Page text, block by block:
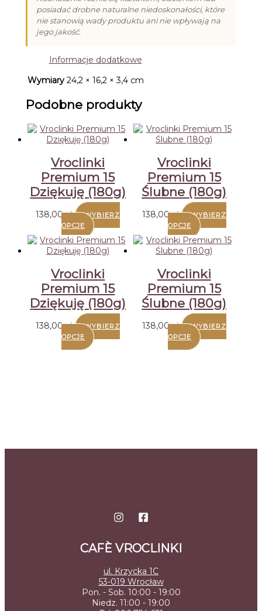
posiadać drobne naturalne niedoskonałości, które
nie stanowią wady produktu ani nie wpływają na
jego jakość.
Informacje dodatkowe
Wymiary 24,2 × 16,2 × 3,4 cm
Podobne produkty
Vroclinki
Premium 15
Dziękuję (180g)
138,00zł
WYBIERZ
OPCJE
Vroclinki
Premium 15
Ślubne (180g)
138,00zł
WYBIERZ
OPCJE
Vroclinki
Premium 15
Dziękuję (180g)
138,00zł
WYBIERZ
OPCJE
Vroclinki
Premium 15
Ślubne (180g)
138,00zł
WYBIERZ
OPCJE
CAFÈ VROCLINKI
ul. Krzycka 1C
53-019 Wrocław
Pon. - Sob. 10:00 - 19:00
Niedz. 11:00 - 19:00